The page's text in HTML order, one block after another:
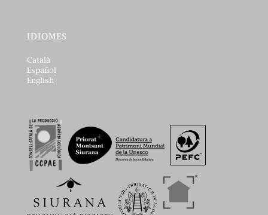
IDIOMES
Català
Español
English